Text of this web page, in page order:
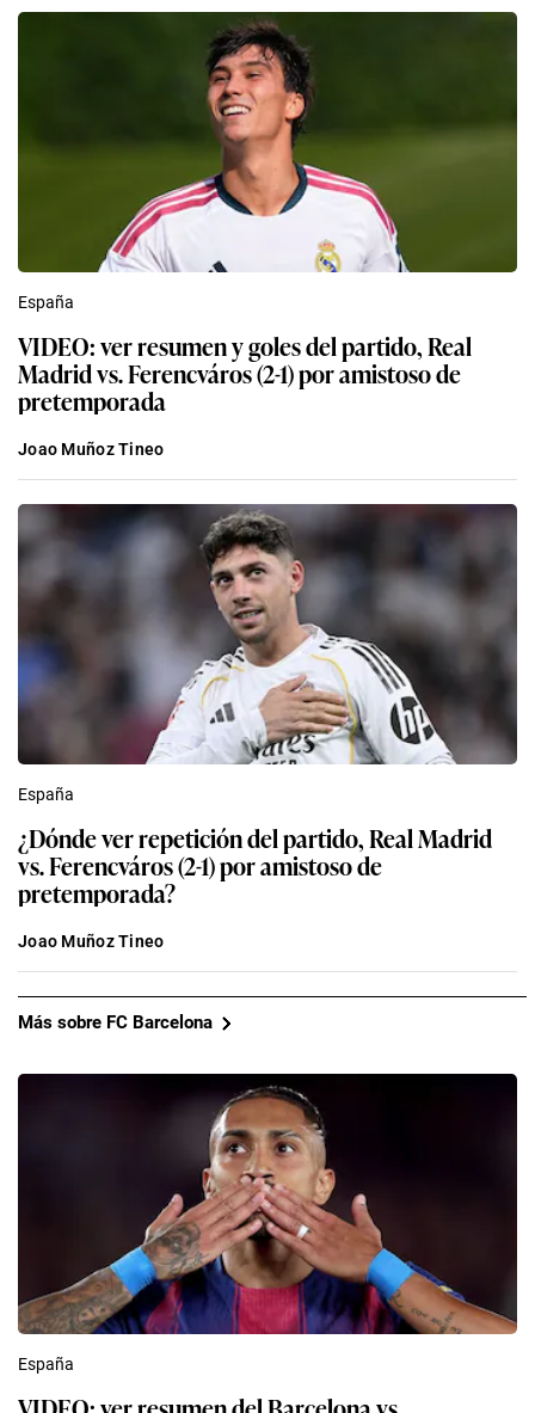
España
VIDEO: ver resumen y goles del partido, Real
Madrid vs. Ferencváros (2-1) por amistoso de
pretemporada
Joao Muñoz Tineo
España
¿Dónde ver repetición del partido, Real Madrid
vs. Ferencváros (2-1) por amistoso de
pretemporada?
Joao Muñoz Tineo
Más sobre FC Barcelona
España